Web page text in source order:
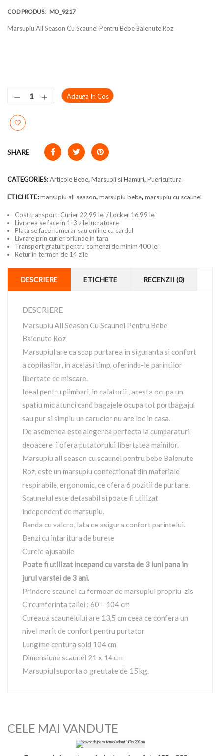
COD PRODUS: MO_9217
Marsupiu All Season Cu Scaunel Pentru Bebe Balenute Roz
Adauga In Cos
SHARE
CATEGORIES:Articole Bebe,Marsupii si Hamuri,Puericultura
ETICHETE:marsupiu all season,marsupiu bebe,marsupiu cu scaunel
Cost transport: Curier 22.99 lei / Locker 16.99 lei
Livrarea se face in 1-3 zile lucratoare
Plata se face numerar sau online cu cardul
Livrare prin curier oriunde in tara
Transport gratuit pentru comenzi de minim 400 lei
Retur in termen de 14 zile
DESCRIERE ETICHETE RECENZII (0)
DESCRIERE
Marsupiu All Season Cu Scaunel Pentru Bebe
Balenute Roz
Marsupiul are ca scop purtarea in siguranta si confort
a copilasilor, in acelasi timp, oferindu-le parintilor
libertate de miscare.
Ideal pentru plimbari, in calatorii , acesta ocupa un
spatiu mic atunci cand bagajele ocupa tot portbagajul
sau pur si simplu un carucior nu are loc in casa.
De asemenea este alegerea perfecta la cumparaturi
deoacere ii ofera putatorului libertatea mainilor.
Marsupiu all season cu scaunel pentru bebe Balenute
Roz, este un marsupiu confectionat din materiale
respirabile, ergonomic, ce ofera 6 pozitii de purtare.
Scaunelul este detasabil si poate fi utilizat
independent de marsupiu.
Banda cu valcro, lata ce asigura confort parintelui.
Benzi cu intaritura de burete
Curele ajusabile
Poate fi utilizat incepand cu varsta de 3 luni pana in
jurul varstei de 3 ani.
Prindere scaunel cu fermoar de marsupiul propriu-zis
Circumferinta taliei : 60 – 104 cm
Cureaua scaunelului are 13,5 cm ceea ce confera un
nivel marit de confort pentru purtator
Lungime centura sold 104 cm
Dimensiune scaunel 21 x 14 cm
Marsupiul suporta o greutate de 15 kg.
CELE MAI VANDUTE